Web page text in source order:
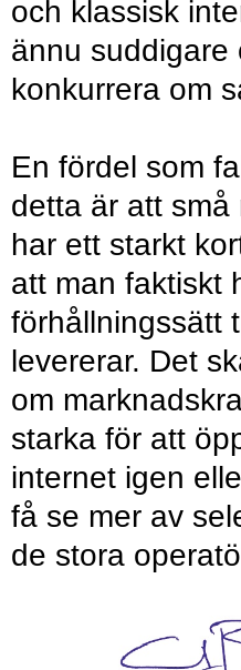
och klassisk
ännu suddigare
konkurrera om
En fördel som
detta är att
har ett starkt
att man faktiskt
förhållningssätt
levererar. Det
om
starka för att
internet igen
få se mer av
de stora